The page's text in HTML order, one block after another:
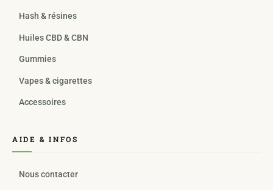
Hash & résines
Huiles CBD & CBN
Gummies
Vapes & cigarettes
Accessoires
AIDE & INFOS
Nous contacter